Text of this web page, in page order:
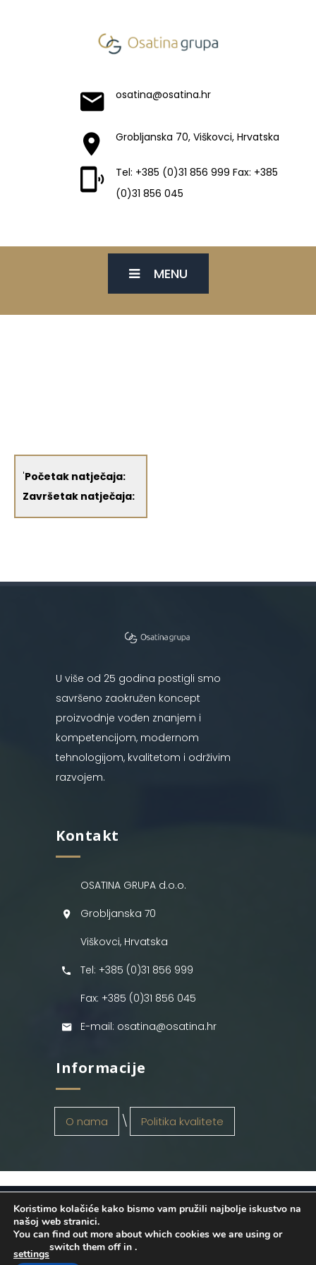
osatina@osatina.hr
Grobljanska 70, Viškovci, Hrvatska
Tel: +385 (0)31 856 999 Fax: +385
(0)31 856 045
MENU
'Početak natječaja:
Završetak natječaja:
U više od 25 godina postigli smo
savršeno zaokružen koncept
proizvodnje vođen znanjem i
kompetencijom, modernom
tehnologijom, kvalitetom i održivim
razvojem.
Kontakt
OSATINA GRUPA d.o.o.
Grobljanska 70
Viškovci, Hrvatska
Tel: +385 (0)31 856 999
Fax: +385 (0)31 856 045
E-mail: osatina@osatina.hr
Informacije
O nama Politika kvalitete
OSATINA GRUPA d.o.o. 2026
. Configured
byINFOS Osijek. Sva prava pridržana.
Koristimo kolačiće kako bismo vam pružili najbolje iskustvo na
našoj web stranici.
You can find out more about which cookies we are using or
switch them off in
settings
.